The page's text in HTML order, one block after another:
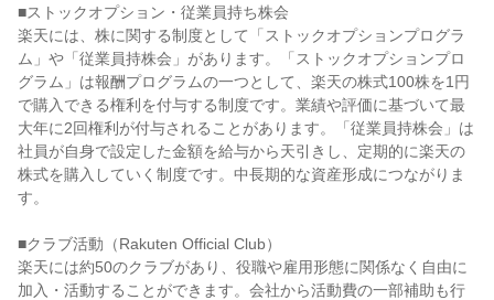
■ストックオプション・従業員持ち株会
楽天には、株に関する制度として「ストックオプションプログラ
ム」や「従業員持株会」があります。「ストックオプションプロ
グラム」は報酬プログラムの一つとして、楽天の株式100株を1円
で購入できる権利を付与する制度です。業績や評価に基づいて最
大年に2回権利が付与されることがあります。「従業員持株会」は
社員が自身で設定した金額を給与から天引きし、定期的に楽天の
株式を購入していく制度です。中長期的な資産形成につながりま
す。
■クラブ活動（Rakuten Official Club）
楽天には約50のクラブがあり、役職や雇用形態に関係なく自由に
加入・活動することができます。会社から活動費の一部補助も行